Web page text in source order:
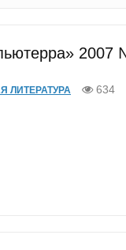
2007
ЛИТЕРАТУРА 634